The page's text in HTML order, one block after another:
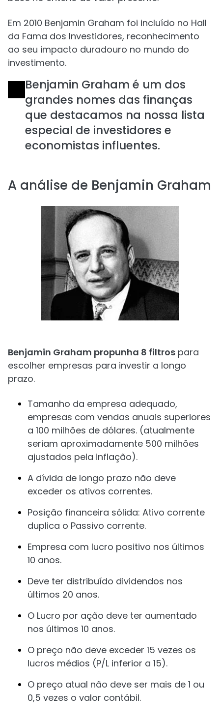
Em 2010 Benjamin Graham foi incluído no Hall
da Fama dos Investidores, reconhecimento
ao seu impacto duradouro no mundo do
investimento.
Benjamin Graham é um dos
grandes nomes das finanças
que destacamos na nossa lista
especial de investidores e
economistas influentes.
A análise de Benjamin Graham
Benjamin Graham propunha 8 filtros para
escolher empresas para investir a longo
prazo.
Tamanho da empresa adequado,
empresas com vendas anuais superiores
a 100 milhões de dólares. (atualmente
seriam aproximadamente 500 milhões
ajustados pela inflação).
A dívida de longo prazo não deve
exceder os ativos correntes.
Posição financeira sólida: Ativo corrente
duplica o Passivo corrente.
Empresa com lucro positivo nos últimos
10 anos.
Deve ter distribuído dividendos nos
últimos 20 anos.
O Lucro por ação deve ter aumentado
nos últimos 10 anos.
O preço não deve exceder 15 vezes os
lucros médios (P/L inferior a 15).
O preço atual não deve ser mais de 1 ou
0,5 vezes o valor contábil.